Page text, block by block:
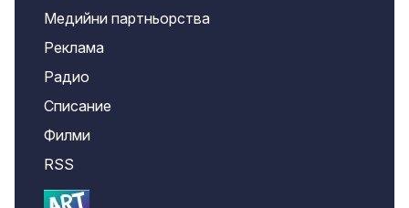
Медийни партньорства
Реклама
Радио
Списание
Филми
RSS